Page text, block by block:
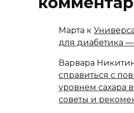
Марта к
для диабетика
Варвара
справиться с
уровнем сахара
советы и